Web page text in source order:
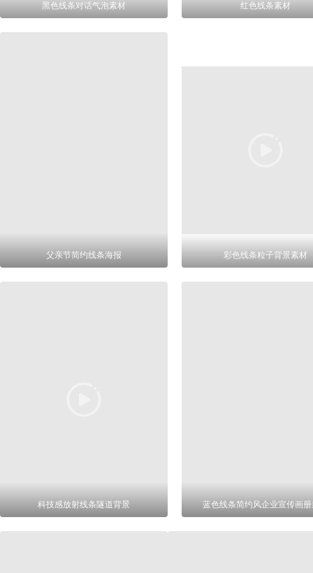
黑色线条对话气泡素材 红色线条素材
父亲节简约线条海报 彩色线条粒子背景素材
科技感放射线条隧道背景 蓝色线条简约风企业宣传画